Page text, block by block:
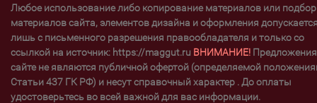
Любое использование либо копирование материалов или
материалов сайта, элементов дизайна и оформления
лишь с письменного разрешения правообладателя и только со
ссылкой на источник: https://maggut.ru ВНИМАНИЕ!
сайте не являются публичной офертой (определяемой
Статьи 437 ГК РФ) и несут справочный характер . До оплаты
удостоверьтесь во всей важной для вас информации.